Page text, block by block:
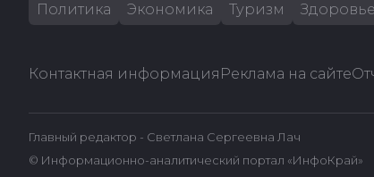
Политика Экономика Туризм Здоровье
Контактная информация Реклама на сайте
Главный редактор - Светлана Сергеевна Лач
© Информационно-аналитический портал «ИнфоКрай»